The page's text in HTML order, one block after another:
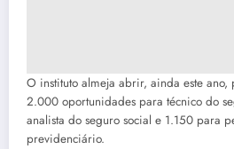
O instituto almeja abrir, ainda este ano,
2.000 oportunidades para técnico do
analista do seguro social e 1.150 para
previdenciário.